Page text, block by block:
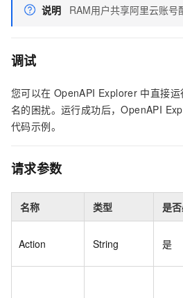
说明 RAM用户共享阿里云账号
调试
您可以在 OpenAPI Explorer 中直接
名的困扰。运行成功后，OpenAPI
代码示例。
请求参数
名称 类型 是
Action String 是